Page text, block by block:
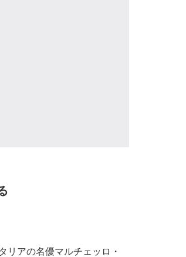
リアの名優マルチェッロ・